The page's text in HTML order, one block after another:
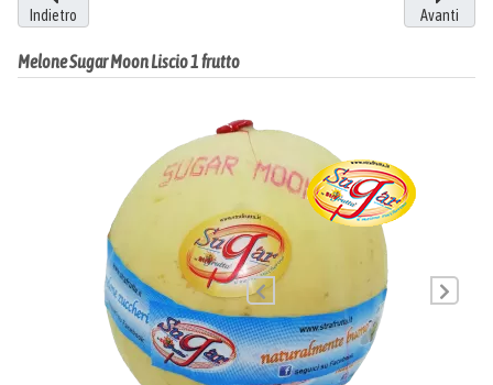
Indietro Avanti
Melone Sugar Moon Liscio 1 frutto